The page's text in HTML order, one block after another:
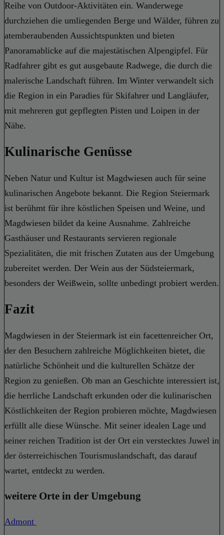
Reihe von Outdoor-Aktivitäten ein. Wanderwege
durchziehen die umliegenden Berge und Wälder, führen zu
atemberaubenden Aussichtspunkten und bieten
Panoramablicke auf die majestätischen Alpengipfel. Für
Radfahrer gibt es gut ausgebaute Radwege, die durch die
malerische Landschaft führen. Im Winter verwandelt sich
die Region in ein Paradies für Skifahrer und Langläufer,
mit mehreren gut gepflegten Pisten und Loipen in der
Nähe.
Kulinarische Genüsse
Neben Natur und Kultur ist Magdwiesen auch für seine
kulinarischen Angebote bekannt. Die Region Steiermark
ist berühmt für ihre köstlichen Speisen und Weine, und
Magdwiesen bildet da keine Ausnahme. Zahlreiche
Gasthäuser und Restaurants servieren regionale
Spezialitäten, die mit frischen Zutaten aus der Umgebung
zubereitet werden. Der Wein aus der Südsteiermark,
besonders der Weißwein, sollte unbedingt probiert werden.
Fazit
Magdwiesen in der Steiermark ist ein facettenreicher Ort,
der den Besuchern zahlreiche Möglichkeiten bietet, die
natürliche Schönheit und die kulturellen Schätze der
Region zu genießen. Ob man an Geschichte interessiert ist,
die herrliche Landschaft erkunden oder die kulinarischen
Köstlichkeiten der Region probieren möchte, Magdwiesen
erfüllt alle diese Wünsche. Mit seiner idealen Lage und
seiner reichen Tradition ist der Ort ein verstecktes Juwel in
der österreichischen Tourismuslandschaft, das darauf
wartet, entdeckt zu werden.
weitere Orte in der Umgebung
Admont